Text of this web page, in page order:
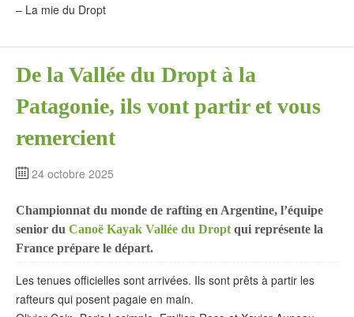
– La mie du Dropt
De la Vallée du Dropt à la
Patagonie, ils vont partir et vous
remercient
24 octobre 2025
Championnat du monde de rafting en Argentine, l’équipe
senior du Canoë Kayak Vallée du Dropt qui représente la
France prépare le départ.
Les tenues officielles sont arrivées. Ils sont prêts à partir les
rafteurs qui posent pagaie en main.